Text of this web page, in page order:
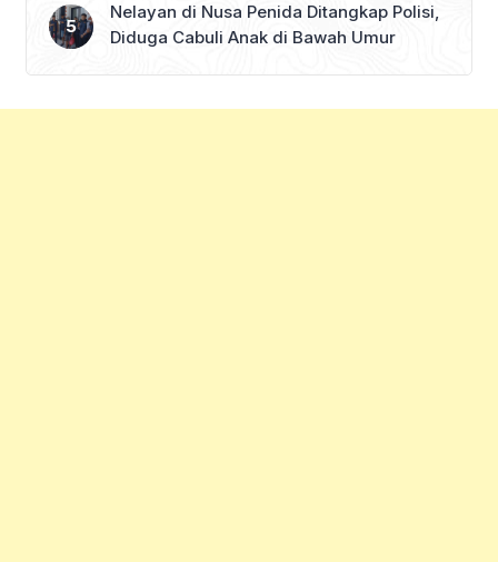
Nelayan di Nusa Penida Ditangkap Polisi,
Diduga Cabuli Anak di Bawah Umur